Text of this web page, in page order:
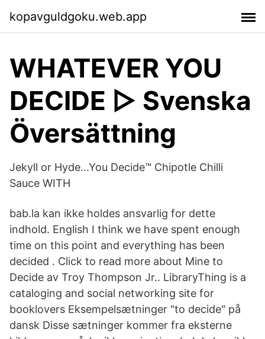
kopavguldgoku.web.app
WHATEVER YOU
DECIDE ▷ Svenska
Översättning
Jekyll or Hyde...You Decide™ Chipotle Chilli
Sauce WITH
bab.la kan ikke holdes ansvarlig for dette
indhold. English I think we have spent enough
time on this point and everything has been
decided . Click to read more about Mine to
Decide av Troy Thompson Jr.. LibraryThing is a
cataloging and social networking site for
booklovers Eksempelsætninger "to decide" på
dansk Disse sætninger kommer fra eksterne